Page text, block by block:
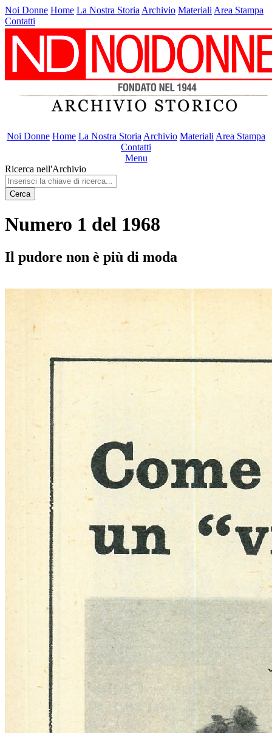
Noi Donne Home La Nostra Storia Archivio Materiali Area Stampa
Contatti
Noi Donne Home La Nostra Storia Archivio Materiali Area Stampa
Contatti
Menu
Ricerca nell'Archivio
Cerca
Numero 1 del 1968
Il pudore non è più di moda